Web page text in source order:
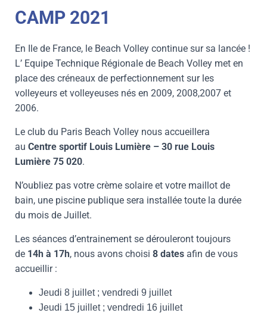
CAMP 2021
En Ile de France, le Beach Volley continue sur sa lancée !
L’ Equipe Technique Régionale de Beach Volley met en
place des créneaux de perfectionnement sur les
volleyeurs et volleyeuses nés en 2009, 2008,2007 et
2006.
Le club du Paris Beach Volley nous accueillera
au Centre sportif Louis Lumière – 30 rue Louis
Lumière 75 020.
N’oubliez pas votre crème solaire et votre maillot de
bain, une piscine publique sera installée toute la durée
du mois de Juillet.
Les séances d’entrainement se dérouleront toujours
de 14h à 17h, nous avons choisi 8 dates afin de vous
accueillir :
Jeudi 8 juillet ; vendredi 9 juillet
Jeudi 15 juillet ; vendredi 16 juillet